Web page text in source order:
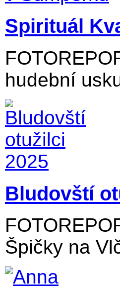
Spirituál
hudební
Bludovští
Špičky na